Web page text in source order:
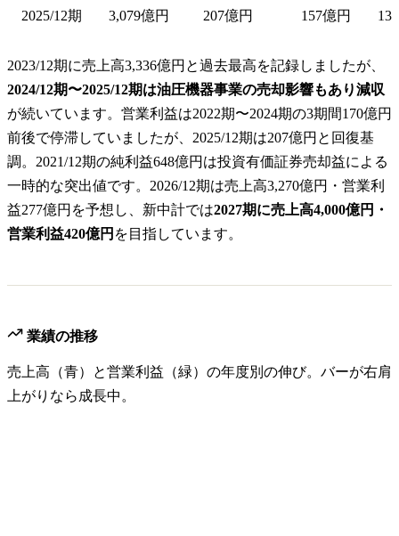
2025/12期 3,079億円 207億円 157億円
2023/12期に売上高3,336億円と過去最高を記録しましたが、
2024/12期〜2025/12期は油圧機器事業の売却影響もあり減収
が続いています。営業利益は2022期〜2024期の3期間170億円
前後で停滞していましたが、2025/12期は207億円と回復基
調。2021/12期の純利益648億円は投資有価証券売却益による
一時的な突出値です。2026/12期は売上高3,270億円・営業利
益277億円を予想し、新中計では2027期に売上高4,000億円・
営業利益420億円 を目指しています。
業績の推移
売上高（青）と営業利益（緑）の年度別の伸び。バーが右肩
上がりなら成長中。